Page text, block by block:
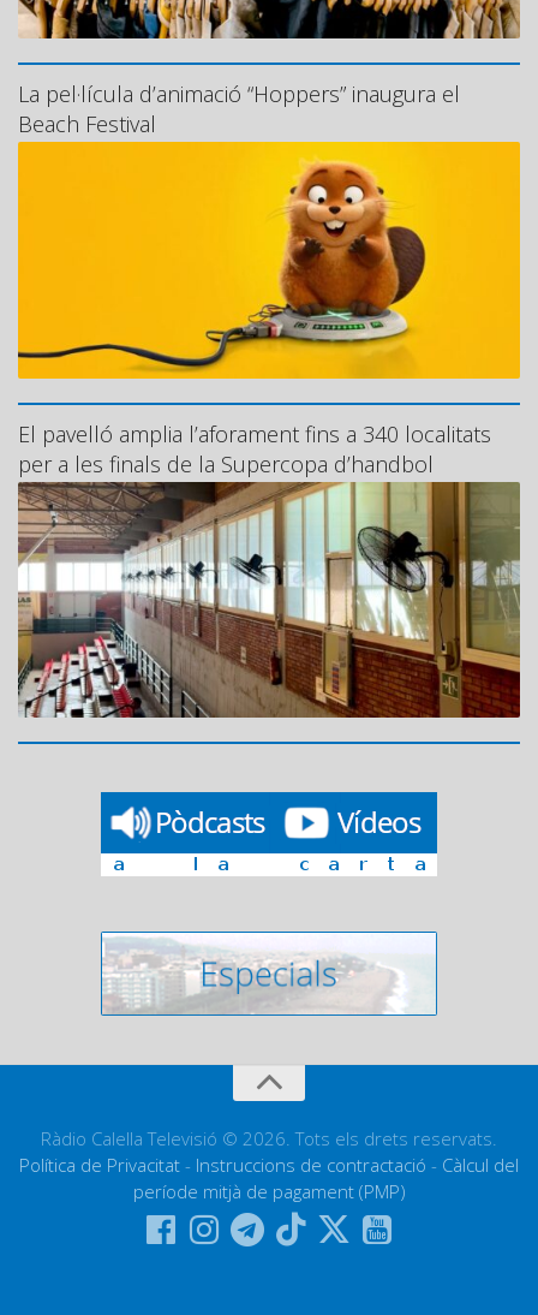
La pel·lícula d’animació “Hoppers” inaugura el
Beach Festival
El pavelló amplia l’aforament fins a 340 localitats
per a les finals de la Supercopa d’handbol
Ràdio Calella Televisió © 2026. Tots els drets reservats.
Política de Privacitat - Instruccions de contractació - Càlcul del
període mitjà de pagament (PMP)